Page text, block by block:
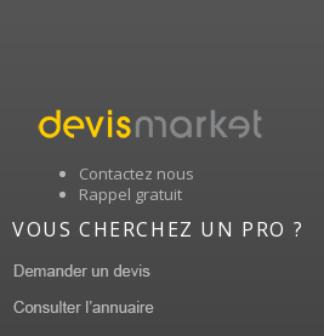
Contactez nous
Rappel gratuit
VOUS CHERCHEZ UN PRO ?